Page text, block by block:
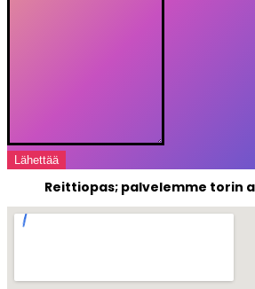
Lähettää
Reittiopas; palvelemme torin